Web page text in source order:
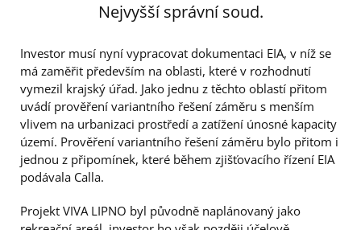
Nejvyšší správní soud.
Investor musí nyní vypracovat dokumentaci EIA, v níž se
má zaměřit především na oblasti, které v rozhodnutí
vymezil krajský úřad. Jako jednu z těchto oblastí přitom
uvádí prověření variantního řešení záměru s menším
vlivem na urbanizaci prostředí a zatížení únosné kapacity
území. Prověření variantního řešení záměru bylo přitom i
jednou z připomínek, které během zjišťovacího řízení EIA
podávala Calla.
Projekt VIVA LIPNO byl původně naplánovaný jako